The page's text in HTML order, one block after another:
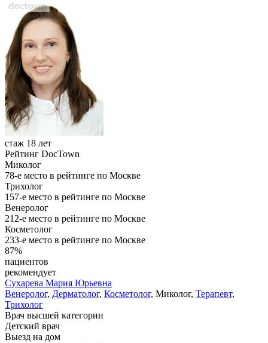
стаж 18 лет
Рейтинг DocTown
Миколог
78-е место в рейтинге по Москве
Трихолог
157-е место в рейтинге по Москве
Венеролог
212-е место в рейтинге по Москве
Косметолог
233-е место в рейтинге по Москве
87%
пациентов
рекомендует
Сухарева Мария Юрьевна
Венеролог, Дерматолог, Косметолог, Миколог, Терапевт,
Трихолог
Врач высшей категории
Детский врач
Выезд на дом